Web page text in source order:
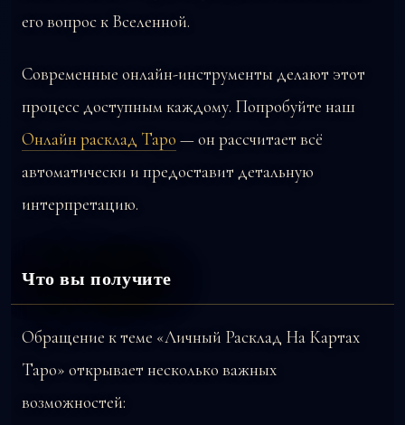
его вопрос к Вселенной.
Современные онлайн-инструменты делают этот
процесс доступным каждому. Попробуйте наш
Онлайн расклад Таро — он рассчитает всё
автоматически и предоставит детальную
интерпретацию.
Что вы получите
Обращение к теме «Личный Расклад На Картах
Таро» открывает несколько важных
возможностей: